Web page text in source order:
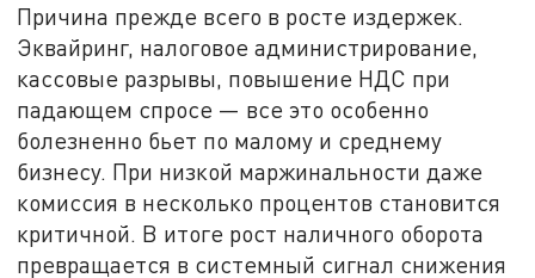
Причина прежде всего в росте издержек.
Эквайринг, налоговое администрирование,
кассовые разрывы, повышение НДС при
падающем спросе — все это особенно
болезненно бьет по малому и среднему
бизнесу. При низкой маржинальности даже
комиссия в несколько процентов становится
критичной. В итоге рост наличного оборота
превращается в системный сигнал снижения